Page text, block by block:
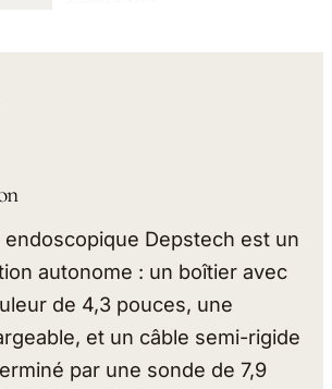
endoscopique Depstech est un
autonome : un boîtier avec
de 4,3 pouces, une
et un câble semi-rigide
par une sonde de 7,9